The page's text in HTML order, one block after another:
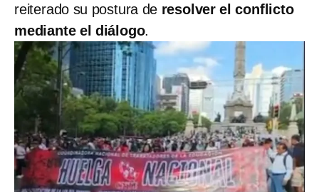
reiterado su postura de resolver el conflicto
mediante el diálogo.